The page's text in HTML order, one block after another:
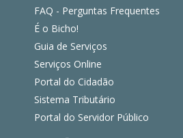
FAQ - Perguntas Frequentes
É o Bicho!
Guia de Serviços
Serviços Online
Portal do Cidadão
Sistema Tributário
Portal do Servidor Público